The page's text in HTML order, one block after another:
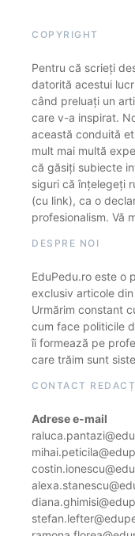
COPYRIGHT
Pentru că scrieți
datorită acestui
când preluați un
care v-a inspirat.
această conduită
mult mai multă
că găsiți subiecte
siguri că înțelegeți
(cu link), ca o
profesionalism. Vă
DESPRE NOI
EduPedu.ro este o
exclusiv articole
Urmărim constant
cum face politicile
îi formează pe
care trăim sunt
CONTACT
Adrese e-mail